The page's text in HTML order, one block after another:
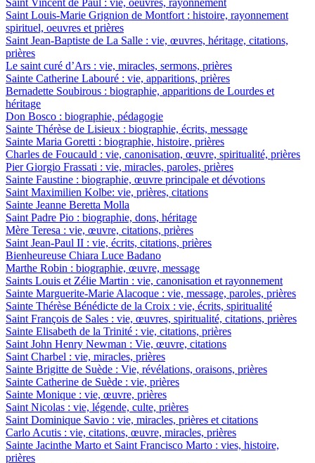
Saint Louis-Marie Grignion de Montfort : histoire, rayonnement
spirituel, oeuvres et prières
Saint Jean-Baptiste de La Salle : vie, œuvres, héritage, citations,
prières
Le saint curé d’Ars : vie, miracles, sermons, prières
Sainte Catherine Labouré : vie, apparitions, prières
Bernadette Soubirous : biographie, apparitions de Lourdes et
héritage
Don Bosco : biographie, pédagogie
Sainte Thérèse de Lisieux : biographie, écrits, message
Sainte Maria Goretti : biographie, histoire, prières
Charles de Foucauld : vie, canonisation, œuvre, spiritualité, prières
Pier Giorgio Frassati : vie, miracles, paroles, prières
Sainte Faustine : biographie, œuvre principale et dévotions
Saint Maximilien Kolbe: vie, prières, citations
Sainte Jeanne Beretta Molla
Saint Padre Pio : biographie, dons, héritage
Mère Teresa : vie, œuvre, citations, prières
Saint Jean-Paul II : vie, écrits, citations, prières
Bienheureuse Chiara Luce Badano
Marthe Robin : biographie, œuvre, message
Saints Louis et Zélie Martin : vie, canonisation et rayonnement
Sainte Marguerite-Marie Alacoque : vie, message, paroles, prières
Sainte Thérèse Bénédicte de la Croix : vie, écrits, spiritualité
Saint François de Sales : vie, œuvres, spiritualité, citations, prières
Sainte Elisabeth de la Trinité : vie, citations, prières
Saint John Henry Newman : Vie, œuvre, citations
Saint Charbel : vie, miracles, prières
Sainte Brigitte de Suède : Vie, révélations, oraisons, prières
Sainte Catherine de Suède : vie, prières
Sainte Monique : vie, œuvre, prières
Saint Nicolas : vie, légende, culte, prières
Saint Dominique Savio : vie, miracles, prières et citations
Carlo Acutis : vie, citations, œuvre, miracles, prières
Sainte Jacinthe Marto et Saint Francisco Marto : vies, histoire,
prières